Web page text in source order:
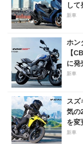
し
新車
ホン
【
に
新車
スズ
気の
を変
新車